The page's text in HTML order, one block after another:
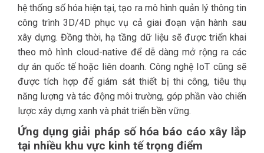
hệ thống số hóa hiện tại, tạo ra mô hình quản lý thông tin
công trình 3D/4D phục vụ cả giai đoạn vận hành sau
xây dựng. Đồng thời, hạ tầng dữ liệu sẽ được triển khai
theo mô hình cloud-native để dễ dàng mở rộng ra các
dự án quốc tế hoặc liên doanh. Công nghệ IoT cũng sẽ
được tích hợp để giám sát thiết bị thi công, tiêu thụ
năng lượng và tác động môi trường, góp phần vào chiến
lược xây dựng xanh và phát triển bền vững.
Ứng dụng giải pháp số hóa báo cáo xây lắp
tại nhiều khu vực kinh tế trọng điểm